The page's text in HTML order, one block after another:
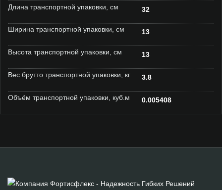
Длина транспортной упаковки, см 32
Ширина транспортной упаковки, см 13
Высота транспортной упаковки, см 13
Вес брутто транспортной упаковки, кг 3.8
Объём транспортной упаковки, куб.м 0.005408